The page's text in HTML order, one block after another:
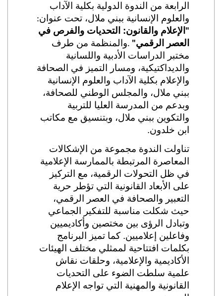
الرابعة من الندوة الدولية بكلية الآداب
والعلوم الإنسانية ببني ملال، تحت عنوان:
" الإعلام والقانون: التحديات والفرص في
العصر الرقمي"
.و المنظمة من طرف
مختبر الدراسات الأدبية واللسانية
والديداكتيكية، ومسار التميز في الصحافة
والإعلام بكلية الآداب والعلوم الإنسانية
ببني ملال، والمجلس الوطني للصحافة،
وبدعم من المدرسة العليا للتربية
والتكوين ببني ملال، وبتنسيق مع مكاتب
ابن خلدون.
تناولت الندوة مجموعة من الإشكالات
المعاصرة المرتبطة بالممارسة الإعلامية
في ظل التحولات الرقمية، مع التركيز
على الأبعاد القانونية التي تؤطر حرية
التعبير والصحافة في العصر الرقمي،
حيث شكلت مناسبة للتفكير الجماعي
وتبادل الرؤى بين مختصين وأكاديميين
وفاعلين إعلاميين. كما تميز البرنامج
بكلمات افتتاحية لممثلي مختلف الهيئات
الأكاديمية والإعلامية، وحلقات نقاش
علمية سلطت الضوء على التحديات
القانونية والمهنية التي تواجه الإعلام